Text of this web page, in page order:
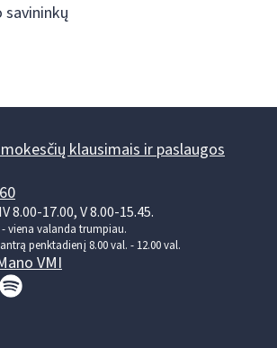
klausimais ir paslaugos
8.00-17.00, V 8.00-15.45.
viena valanda trumpiau.
penktadienį 8.00 val. - 12.00 val.
VMI